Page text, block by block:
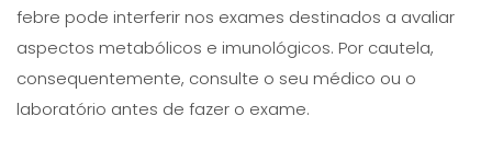
febre pode interferir nos exames destinados a avaliar
aspectos metabólicos e imunológicos. Por cautela,
consequentemente, consulte o seu médico ou o
laboratório antes de fazer o exame.